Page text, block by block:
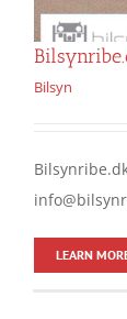
Bilsyn
LEARN